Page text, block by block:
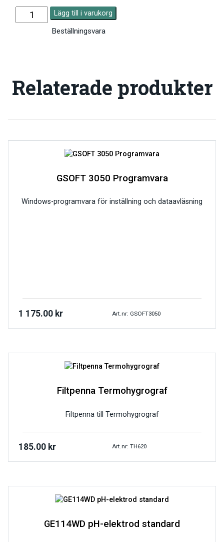
Lägg till i varukorg
Beställningsvara
Relaterade produkter
GSOFT 3050 Programvara
Windows-programvara för inställning och dataavläsning
1 175.00 kr Art.nr: GSOFT3050
Filtpenna Termohygrograf
Filtpenna till Termohygrograf
185.00 kr Art.nr: TH620
GE114WD pH-elektrod standard